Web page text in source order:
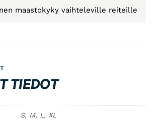
maastokyky vaihteleville reiteille
TIEDOT
S, M, L, XL